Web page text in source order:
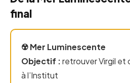
final
☢️ Mer Luminescente
Objectif :retrouver Virgil et
à l’Institut